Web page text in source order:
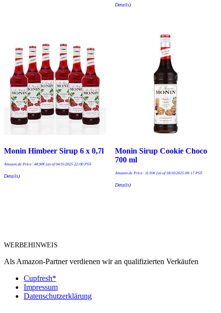
Details)
Monin Himbeer Sirup 6 x 0,7l
Amazon.de Price: 48,90€(as of 04/11/2025 22:00 PST-
Details)
Monin Sirup Cookie Choco
700 ml
Amazon.de Price: 11,93€(as of 18/10/2025 00:17 PST-
Details)
WERBEHINWEIS
Als Amazon-Partner verdienen wir an qualifizierten Verkäufen
Cupfresh*
Impressum
Datenschutzerklärung